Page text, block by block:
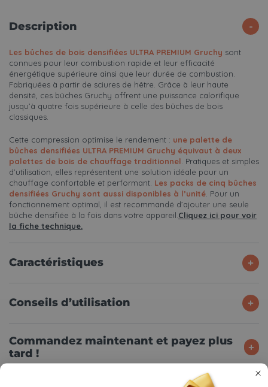
Description
Les bûches de bois densifiées ULTRA PREMIUM Gruchy sont
connues pour leur combustion rapide et leur efficacité
énergétique supérieure ainsi que leur durée de combustion.
Fabriquées à partir de sciures de hêtre. Grâce à leur haute
densité, ces bûches Gruchy offrent une puissance calorifique
jusqu’à quatre fois supérieure à celle des bûches de bois
classiques.
Cette compression optimise le rendement : une palette de
bûches densifiées ULTRA PREMIUM Gruchy équivaut à deux
palettes de bois de chauffage traditionnel . Pratiques et simples
d’utilisation, elles représentent une solution idéale pour un
chauffage confortable et performant. Les packs de cinq bûches
densifiées Gruchy sont aussi disponibles à l’unité. Pour un
fonctionnement optimal, il est recommandé d’ajouter une seule
bûche densifiée à la fois dans votre appareil. Cliquez ici pour voir
la fiche technique.
Caractéristiques
Conseils d’utilisation
Commandez maintenant et payez plus
tard !